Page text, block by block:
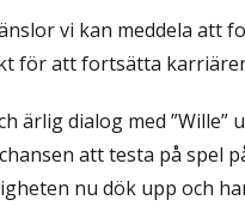
vi kan meddela att
för att fortsätta
ärlig dialog med
att testa på spel
nu dök upp och